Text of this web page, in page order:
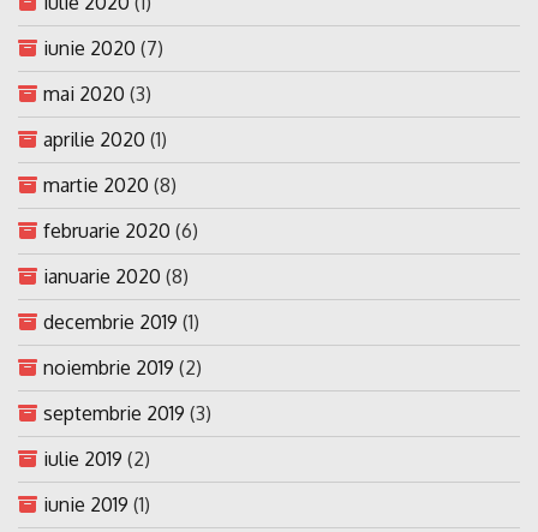
iunie 2020 (7)
mai 2020 (3)
aprilie 2020 (1)
martie 2020 (8)
februarie 2020 (6)
ianuarie 2020 (8)
decembrie 2019 (1)
noiembrie 2019 (2)
septembrie 2019 (3)
iulie 2019 (2)
iunie 2019 (1)